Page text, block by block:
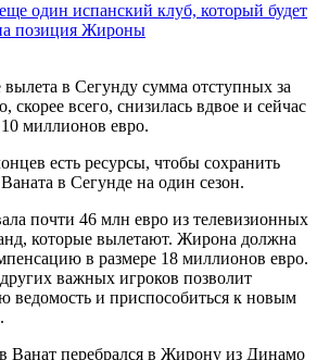
один испанский клуб, который будет
позиция Жироны
в Сегунду сумма отступных за
всего, снизилась вдвое и сейчас
миллионов евро.
есть ресурсы, чтобы сохранить
в Сегунде на один сезон.
почти 46 млн евро из телевизионных
которые вылетают. Жирона должна
в размере 18 миллионов евро.
важных игроков позволит
ведомость и приспособиться к новым
Ванат перебрался в Жирону из Динамо